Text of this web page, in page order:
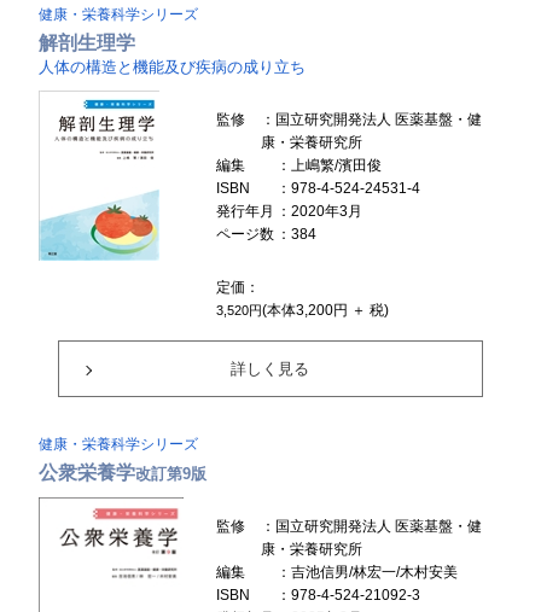
健康・栄養科学シリーズ
解剖生理学
人体の構造と機能及び疾病の成り立ち
監修
：国立研究開発法人 医薬基盤・健
康・栄養研究所
編集
：上嶋繁/濱田俊
ISBN
：978-4-524-24531-4
発行年月
：2020年3月
ページ数 ：384
定価：
3,520円(本体3,200円 ＋ 税)
詳しく見る
健康・栄養科学シリーズ
公衆栄養学改訂第9版
監修
：国立研究開発法人 医薬基盤・健
康・栄養研究所
編集
：吉池信男/林宏一/木村安美
ISBN
：978-4-524-21092-3